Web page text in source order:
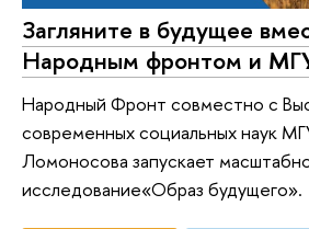
Загляните в будущее
Народным фронтом и
Народный Фронт совместно с
современных социальных наук
Ломоносова запускает
исследование«Образ будущего».